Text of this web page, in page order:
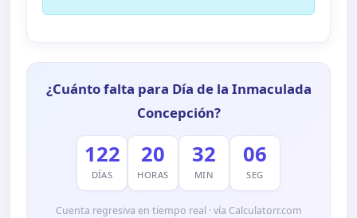
¿Cuánto falta para Día de la Inmaculada
Concepción?
122
DÍAS
20
HORAS
32
MIN
05
SEG
Cuenta regresiva en tiempo real · vía Calculatorr.com